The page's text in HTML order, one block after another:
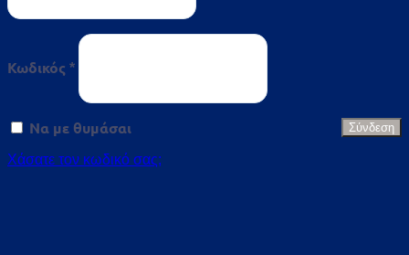
Κωδικός *
Απαιτείται
Να με θυμάσαι Σύνδεση
Χάσατε τον κωδικό σας;